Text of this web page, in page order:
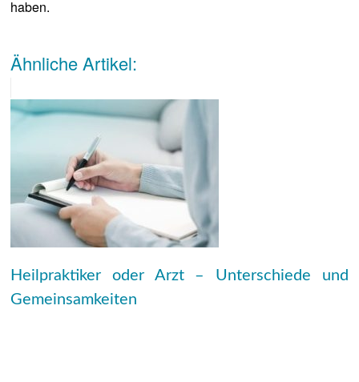
haben.
Ähnliche Artikel:
Heilpraktiker oder Arzt – Unterschiede und
Gemeinsamkeiten